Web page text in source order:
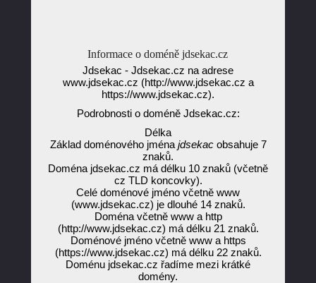
Informace o doméně jdsekac.cz
Jdsekac - Jdsekac.cz na adrese
www.jdsekac.cz (http://www.jdsekac.cz a
https://www.jdsekac.cz).
Podrobnosti o doméně Jdsekac.cz:
Délka
Základ doménového jména jdsekacobsahuje 7
znaků.
Doména jdsekac.cz má délku 10 znaků (včetně
cz TLD koncovky).
Celé doménové jméno včetně www
(www.jdsekac.cz) je dlouhé 14 znaků.
Doména včetně www a http
(http://www.jdsekac.cz) má délku 21 znaků.
Doménové jméno včetně www a https
(https://www.jdsekac.cz) má délku 22 znaků.
Doménu jdsekac.cz řadíme mezi krátké
domény.